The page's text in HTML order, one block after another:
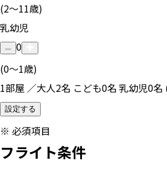
(2〜11歳)
乳幼児
0
(0〜1歳)
1部屋 ／大人2名 こども0名 乳幼児0名
設定する
※ 必須項目
フライト条件